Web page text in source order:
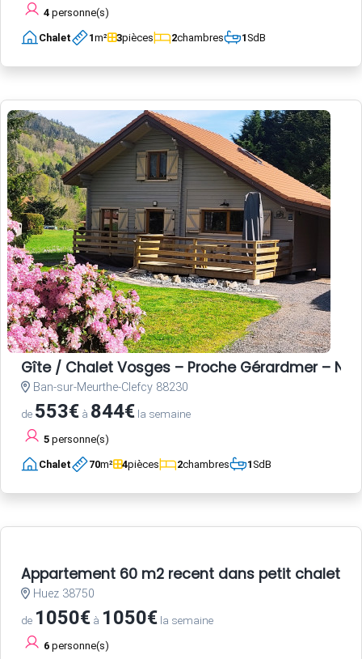
4 personne(s)
Chalet 1m² 3pièces 2chambres 1SdB
Gîte / Chalet Vosges – Proche Gérardmer –
Ban-sur-Meurthe-Clefcy 88230
de 553€ à 844€ la semaine
5 personne(s)
Chalet 70m² 4pièces 2chambres 1SdB
Appartement 60 m2 recent dans petit chalet a
Huez 38750
de 1050€ à 1050€ la semaine
6 personne(s)